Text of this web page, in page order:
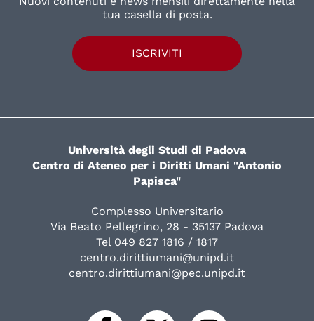
tua casella di posta.
ISCRIVITI
Università degli Studi di Padova
Centro di Ateneo per i Diritti Umani "Antonio
Papisca"
Complesso Universitario
Via Beato Pellegrino, 28 - 35137 Padova
Tel 049 827 1816 / 1817
centro.dirittiumani@unipd.it
centro.dirittiumani@pec.unipd.it